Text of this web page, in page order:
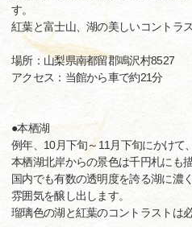
す。
紅葉と富士山、湖の美しいコントラ
場所：山梨県南都留郡鳴沢村8527
アクセス：当館から車で約21分
●本栖湖
例年、10月下旬～11月下旬にかけて
本栖湖北岸からの景色は千円札にも
国内でも有数の透明度を誇る湖に濃
雰囲気を醸し出します。
瑠璃色の湖と紅葉のコントラストは